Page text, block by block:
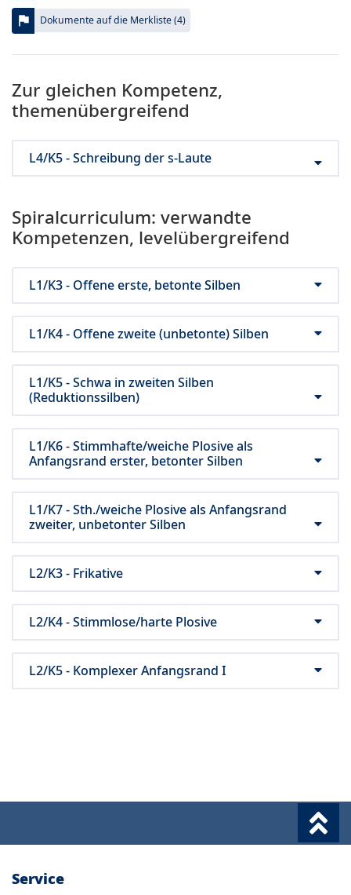
flag Dokumente auf die Merkliste (4)
Zur gleichen Kompetenz,
themenübergreifend
L4/K5 - Schreibung der s-Laute
Spiralcurriculum: verwandte
Kompetenzen, levelübergreifend
L1/K3 - Offene erste, betonte Silben
L1/K4 - Offene zweite (unbetonte) Silben
L1/K5 - Schwa in zweiten Silben
(Reduktionssilben)
L1/K6 - Stimmhafte/weiche Plosive als
Anfangsrand erster, betonter Silben
L1/K7 - Sth./weiche Plosive als Anfangsrand
zweiter, unbetonter Silben
L2/K3 - Frikative
L2/K4 - Stimmlose/harte Plosive
L2/K5 - Komplexer Anfangsrand I
Service